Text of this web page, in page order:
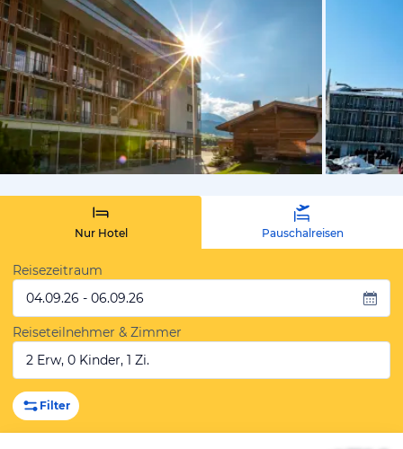
vom
Nur Hotel Pauschalreisen
Reisezeitraum
04.09.26 - 06.09.26
Reiseteilnehmer & Zimmer
2 Erw, 0 Kinder, 1 Zi.
Filter